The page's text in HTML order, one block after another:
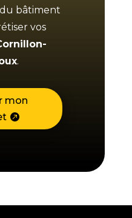
bâtiment
vos
.
mon